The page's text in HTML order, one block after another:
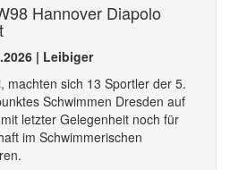
Hannover Diapolo
| Leibiger
machten sich 13 Sportler der 5.
Schwimmen Dresden auf
letzter Gelegenheit noch für
im Schwimmerischen